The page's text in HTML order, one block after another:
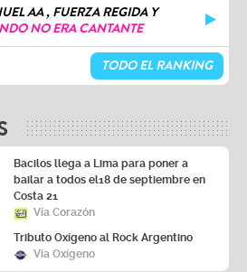
AA , FUERZA REGIDA Y
NO ERA CANTANTE
TODO EL RANKING
Bacilos llega a Lima para poner a
bailar a todos el18 de septiembre en
Costa 21
Vía Corazón
Tributo Oxígeno al Rock Argentino
Vía Oxígeno